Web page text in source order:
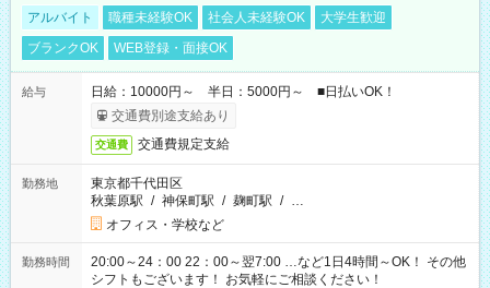
アルバイト 職種未経験OK 社会人未経験OK
大学生歓迎
ブランクOK
WEB登録・面接OK
給与
日給：10000円～ 半日：5000円～ ■日払いOK！
交通費別途支給あり
交通費 交通費規定支給
勤務地
東京都千代田区
秋葉原駅 / 神保町駅 / 麹町駅 / …
オフィス・学校など
勤務時間
20:00～24：00 22：00～翌7:00 …など1日4時間～OK！ その他
シフトもございます！ お気軽にご相談ください！